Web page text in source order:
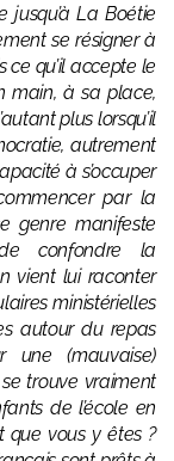
jusqu’à La Boétie
se résigner à
ce qu’il accepte le
main, à sa place,
plus lorsqu’il
autrement
à s’occuper
par la
genre manifeste
confondre la
vient lui raconter
ministérielles
autour du repas
une (mauvaise)
trouve vraiment
de l’école en
que vous y êtes ?